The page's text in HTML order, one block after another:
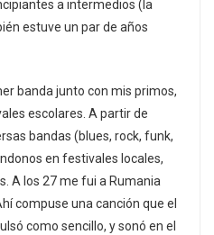
a intermedios (la
estuve un par de años
banda junto con mis primos,
escolares. A partir de
bandas (blues, rock, funk,
en festivales locales,
A los 27 me fui a Rumania
compuse una canción que el
como sencillo, y sonó en el